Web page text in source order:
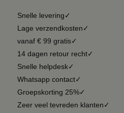
Snelle levering✓
Lage verzendkosten✓
vanaf € 99 gratis✓
14 dagen retour recht✓
Snelle helpdesk✓
Whatsapp contact✓
Groepskorting 25%✓
Zeer veel tevreden klanten✓